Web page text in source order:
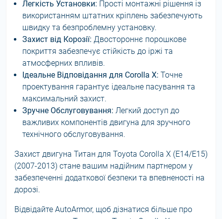
Легкість Установки: Прості монтажні рішення із
використанням штатних кріплень забезпечують
швидку та безпроблемну установку.
Захист від Корозії: Двостороннє порошкове
покриття забезпечує стійкість до іржі та
атмосферних впливів.
Ідеальне Відповідання для Corolla X: Точне
проектування гарантує ідеальне пасування та
максимальний захист.
Зручне Обслуговування: Легкий доступ до
важливих компонентів двигуна для зручного
технічного обслуговування.
Захист двигуна Титан для Toyota Corolla X (E14/E15)
(2007-2013) стане вашим надійним партнером у
забезпеченні додаткової безпеки та впевненості на
дорозі.
Відвідайте AutoArmor, щоб дізнатися більше про